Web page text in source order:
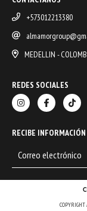
+573012213380
MEDELLIN -
REDES SOCIALES
RECIBE
COPYRIGHT